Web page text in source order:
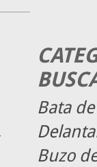
Bata
Buzo